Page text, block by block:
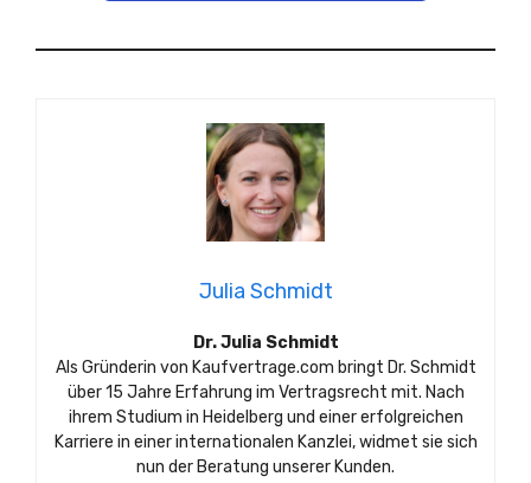
Julia Schmidt
Dr. Julia Schmidt
Als Gründerin von Kaufvertrage.com bringt Dr. Schmidt
über 15 Jahre Erfahrung im Vertragsrecht mit. Nach
ihrem Studium in Heidelberg und einer erfolgreichen
Karriere in einer internationalen Kanzlei, widmet sie sich
nun der Beratung unserer Kunden.